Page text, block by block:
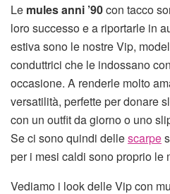
Le mules anni ’90con tacco
loro successo e a riportarle in
estiva sono le nostre Vip,
conduttrici che le indossano
occasione. A renderle molto
versatilità, perfette per donare
con un outfit da giorno o uno
Se ci sono quindi dellescarpe
per i mesi caldi sono proprio le
Vediamo i look delle Vip con